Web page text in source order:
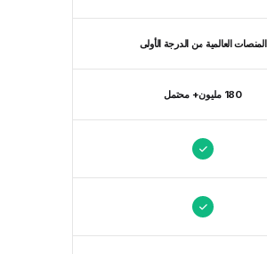
المنصات العالمية من الدرجة الأولى
180 مليون+ محتمل